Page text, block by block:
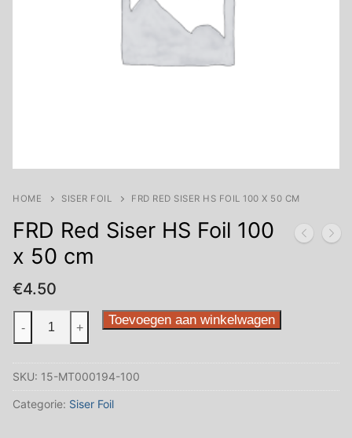
HOME SISER FOIL FRD RED SISER HS FOIL 100 X 50 CM
FRD Red Siser HS Foil 100
x 50 cm
€4.50
Red
HS
Foil
- + Toevoegen aan winkelwagen
SKU: 15-MT000194-100
Categorie: Siser Foil